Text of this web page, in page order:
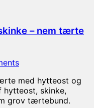
– nem tærte
med hytteost og
skinke,
grov tærtebund.